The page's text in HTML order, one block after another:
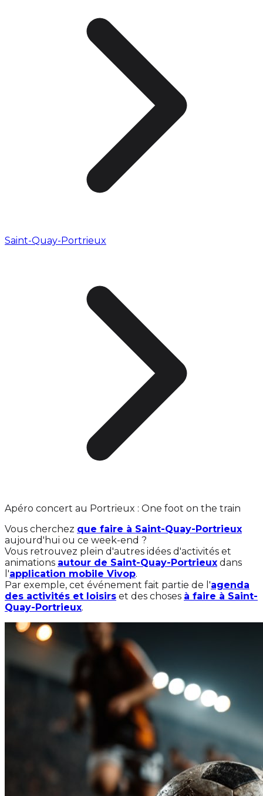
Saint-Quay-Portrieux
Apéro concert au Portrieux : One foot on the train
Vous cherchez que faire à Saint-Quay-Portrieux
aujourd'hui ou ce week-end ?
Vous retrouvez plein d'autres idées d'activités et
animations autour de Saint-Quay-Portrieux dans
l'application mobile Vivop.
Par exemple, cet événement fait partie de l'agenda
des activités et loisirs et des choses à faire à Saint-
Quay-Portrieux.